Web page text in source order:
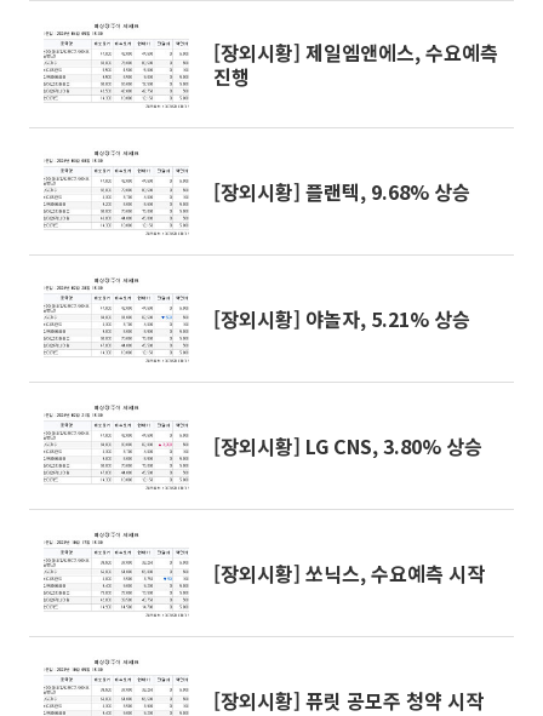
[장외시황] 제일엠앤에스, 수요예측
진행
[장외시황] 플랜텍, 9.68% 상승
[장외시황] 야놀자, 5.21% 상승
[장외시황] LG CNS, 3.80% 상승
[장외시황] 쏘닉스, 수요예측 시작
[장외시황] 퓨릿 공모주 청약 시작